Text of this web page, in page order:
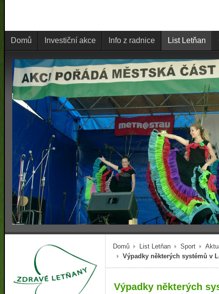
Domů Investiční akce Info z radnice List Letňan
Domů List Letňan Sport
Výpadky některých systémů v
Výpadky některých